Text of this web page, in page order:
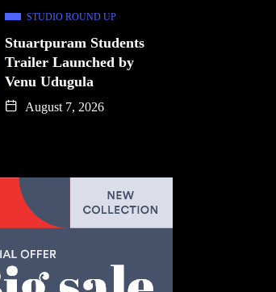
STUDIO ROUND UP
Stuartpuram Students
Trailer Launched by
Venu Udugula
August 7, 2026